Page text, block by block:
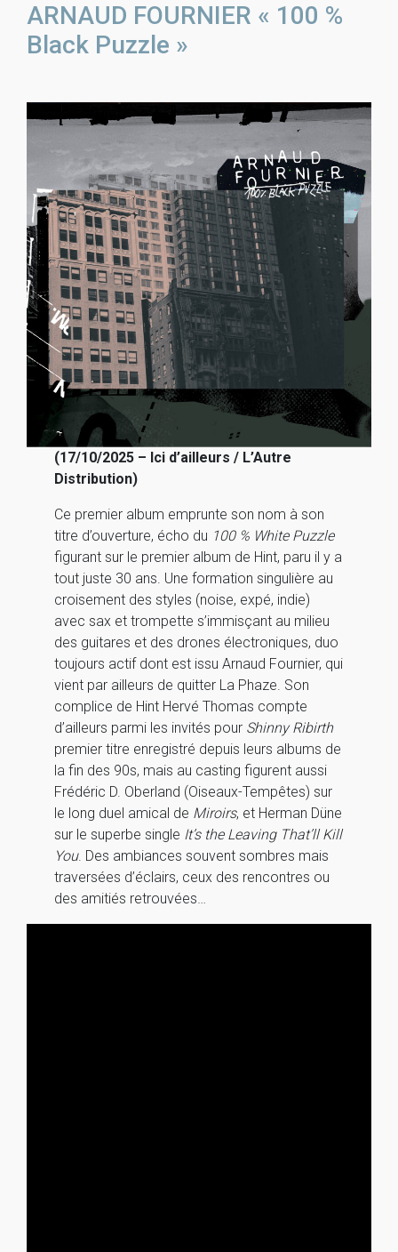
ARNAUD FOURNIER « 100 %
Black Puzzle »
(17/10/2025 – Ici d’ailleurs / L’Autre
Distribution)
Ce premier album emprunte son nom à son
titre d’ouverture, écho du 100 % White Puzzle
figurant sur le premier album de Hint, paru il y a
tout juste 30 ans. Une formation singulière au
croisement des styles (noise, expé, indie)
avec sax et trompette s’immisçant au milieu
des guitares et des drones électroniques, duo
toujours actif dont est issu Arnaud Fournier, qui
vient par ailleurs de quitter La Phaze. Son
complice de Hint Hervé Thomas compte
d’ailleurs parmi les invités pour Shinny Ribirth
premier titre enregistré depuis leurs albums de
la fin des 90s, mais au casting figurent aussi
Frédéric D. Oberland (Oiseaux-Tempêtes) sur
le long duel amical de Miroirs, et Herman Düne
sur le superbe single It’s the Leaving That’ll Kill
You. Des ambiances souvent sombres mais
traversées d’éclairs, ceux des rencontres ou
des amitiés retrouvées…